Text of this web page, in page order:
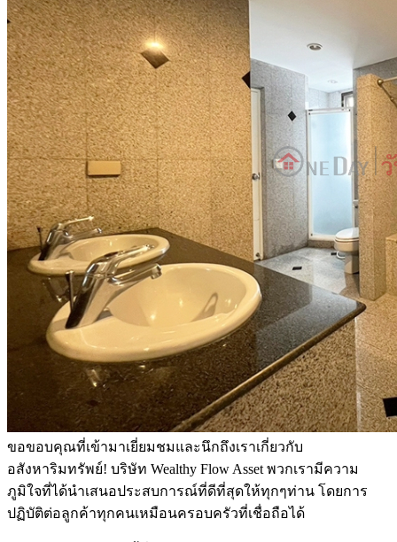
ขอขอบคุณที่เข้ามาเยี่ยมชมและนึกถึงเราเกี่ยวกับ
อสังหาริมทรัพย์! บริษัท Wealthy Flow Asset พวกเรามีความ
ภูมิใจที่ได้นำเสนอประสบการณ์ที่ดีที่สุดให้ทุกๆท่าน โดยการ
ปฏิบัติต่อลูกค้าทุกคนเหมือนครอบครัวที่เชื่อถือได้